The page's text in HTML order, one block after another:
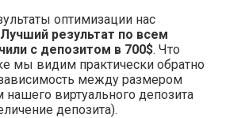
оптимизации нас
Лучший результат по всем
с депозитом в 700$. Что
мы видим практически обратно
между размером
виртуального депозита
депозита).